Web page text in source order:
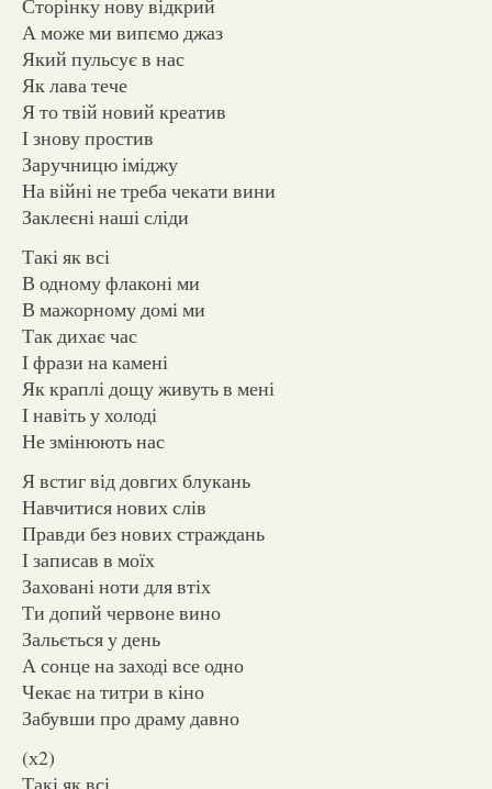
А може ми випємо джаз
Який пульсує в нас
Як лава тече
Я то твій новий креатив
І знову простив
Заручницю іміджу
На війні не треба чекати вини
Заклеєні наші сліди
Такі як всі
В одному флаконі ми
В мажорному домі ми
Так дихає час
І фрази на камені
Як краплі дощу живуть в мені
І навіть у холоді
Не змінюють нас
Я встиг від довгих блукань
Навчитися нових слів
Правди без нових страждань
І записав в моїх
Заховані ноти для втіх
Ти допий червоне вино
Зальється у день
А сонце на заході все одно
Чекає на титри в кіно
Забувши про драму давно
(х2)
Такі як всі